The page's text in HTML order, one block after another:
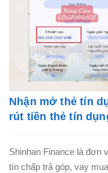
Nhận mở thẻ tín
rút tiền thẻ tín
Shinhan Finance là đơn
tín chấp trả góp, vay